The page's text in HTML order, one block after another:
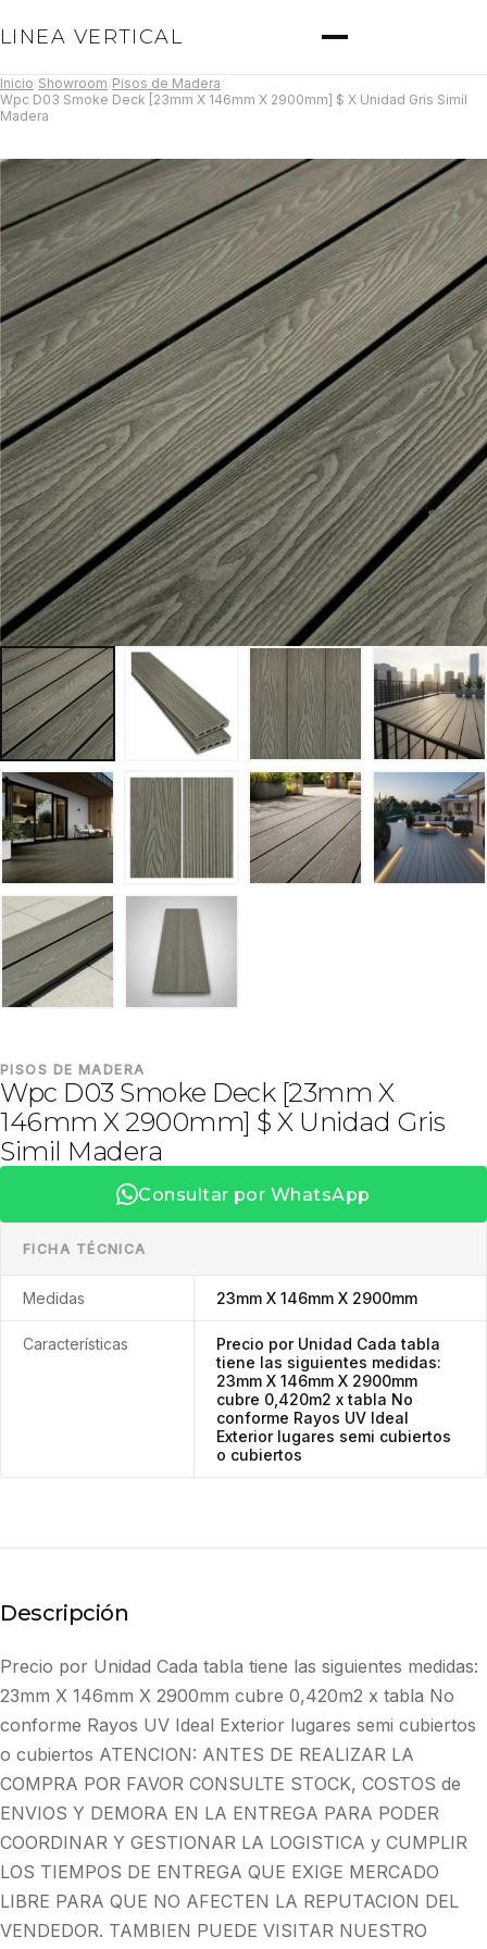
LINEA VERTICAL
Inicio Showroom Pisos de Madera
Wpc D03 Smoke Deck [23mm X 146mm X 2900mm] $ X Unidad Gris Simil
Madera
PISOS DE MADERA
Wpc D03 Smoke Deck [23mm X
146mm X 2900mm] $ X Unidad Gris
Simil Madera
Consultar por WhatsApp
FICHA TÉCNICA
Medidas 23mm X 146mm X 2900mm
Características
Precio por Unidad Cada tabla
tiene las siguientes medidas:
23mm X 146mm X 2900mm
cubre 0,420m2 x tabla No
conforme Rayos UV Ideal
Exterior lugares semi cubiertos
o cubiertos
Descripción
Precio por Unidad Cada tabla tiene las siguientes medidas:
23mm X 146mm X 2900mm cubre 0,420m2 x tabla No
conforme Rayos UV Ideal Exterior lugares semi cubiertos
o cubiertos ATENCION: ANTES DE REALIZAR LA
COMPRA POR FAVOR CONSULTE STOCK, COSTOS de
ENVIOS Y DEMORA EN LA ENTREGA PARA PODER
COORDINAR Y GESTIONAR LA LOGISTICA y CUMPLIR
LOS TIEMPOS DE ENTREGA QUE EXIGE MERCADO
LIBRE PARA QUE NO AFECTEN LA REPUTACION DEL
VENDEDOR. TAMBIEN PUEDE VISITAR NUESTRO